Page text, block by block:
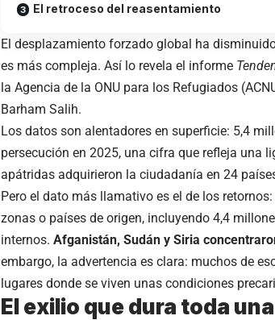
El retroceso del reasentamiento
El desplazamiento forzado global ha
es más compleja. Así lo revela el informe
la Agencia de la ONU para los Refugiados (
Barham Salih.
Los datos son alentadores en superficie: 5,4
persecución en 2025, una cifra que refleja una
apátridas adquirieron la ciudadanía en 24
Pero el dato más llamativo es el de los
zonas o países de origen, incluyendo 4,4
internos. Afganistán, Sudán y Siria
embargo, la advertencia es clara: muchos de
lugares donde se viven unas condiciones
El exilio que dura toda